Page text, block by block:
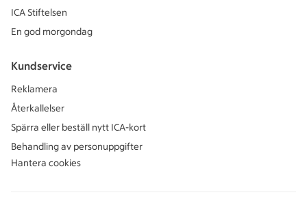
ICA Stiftelsen
En god morgondag
Kundservice
Reklamera
Återkallelser
Spärra eller beställ nytt ICA-kort
Behandling av personuppgifter
Hantera cookies